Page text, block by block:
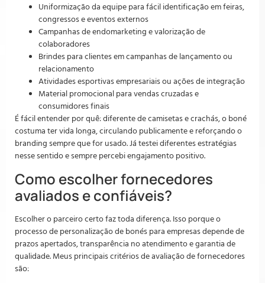
Uniformização da equipe para fácil identificação em feiras,
congressos e eventos externos
Campanhas de endomarketing e valorização de
colaboradores
Brindes para clientes em campanhas de lançamento ou
relacionamento
Atividades esportivas empresariais ou ações de integração
Material promocional para vendas cruzadas e
consumidores finais
É fácil entender por quê: diferente de camisetas e crachás, o boné
costuma ter vida longa, circulando publicamente e reforçando o
branding sempre que for usado. Já testei diferentes estratégias
nesse sentido e sempre percebi engajamento positivo.
Como escolher fornecedores
avaliados e confiáveis?
Escolher o parceiro certo faz toda diferença. Isso porque o
processo de personalização de bonés para empresas depende de
prazos apertados, transparência no atendimento e garantia de
qualidade. Meus principais critérios de avaliação de fornecedores
são: